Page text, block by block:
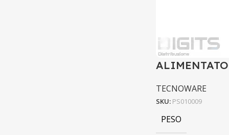
TECNOWARE
SKU: PS010009
PESO